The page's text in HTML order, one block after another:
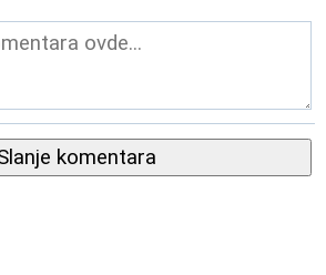
komentara